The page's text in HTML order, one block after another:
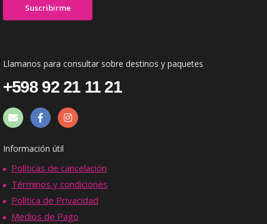
Llamanos para consultar sobre destinos y paquetes
+598 92 21 11 21
Información útil
Políticas de cancelación
Términos y condiciones
Política de Privacidad
Medios de Pago